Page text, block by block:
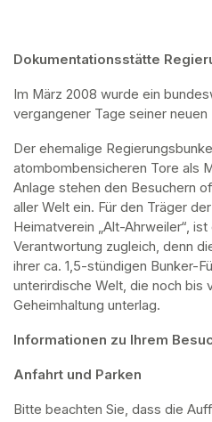
Dokumentationsstätte
Im März 2008 wurde ein
vergangener Tage seiner
Der ehemalige
atombombensicheren Tore als
Anlage stehen den Besuchern
aller Welt ein. Für den Träger
Heimatverein „Alt-Ahrweiler“,
Verantwortung zugleich, denn
ihrer ca. 1,5-stündigen Bunker-
unterirdische Welt, die noch bis
Geheimhaltung unterlag.
Informationen zu Ihrem
Anfahrt und Parken
Bitte beachten Sie, dass die